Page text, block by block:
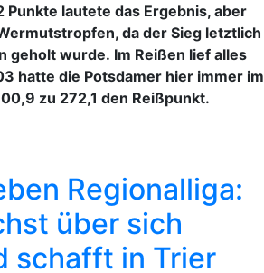
Punkte lautete das Ergebnis, aber
da der Sieg letztlich
geholt wurde. Im Reißen lief alles
hatte die Potsdamer hier immer im
zu 272,1 den Reißpunkt.
Regionalliga:
über sich
schafft in Trier